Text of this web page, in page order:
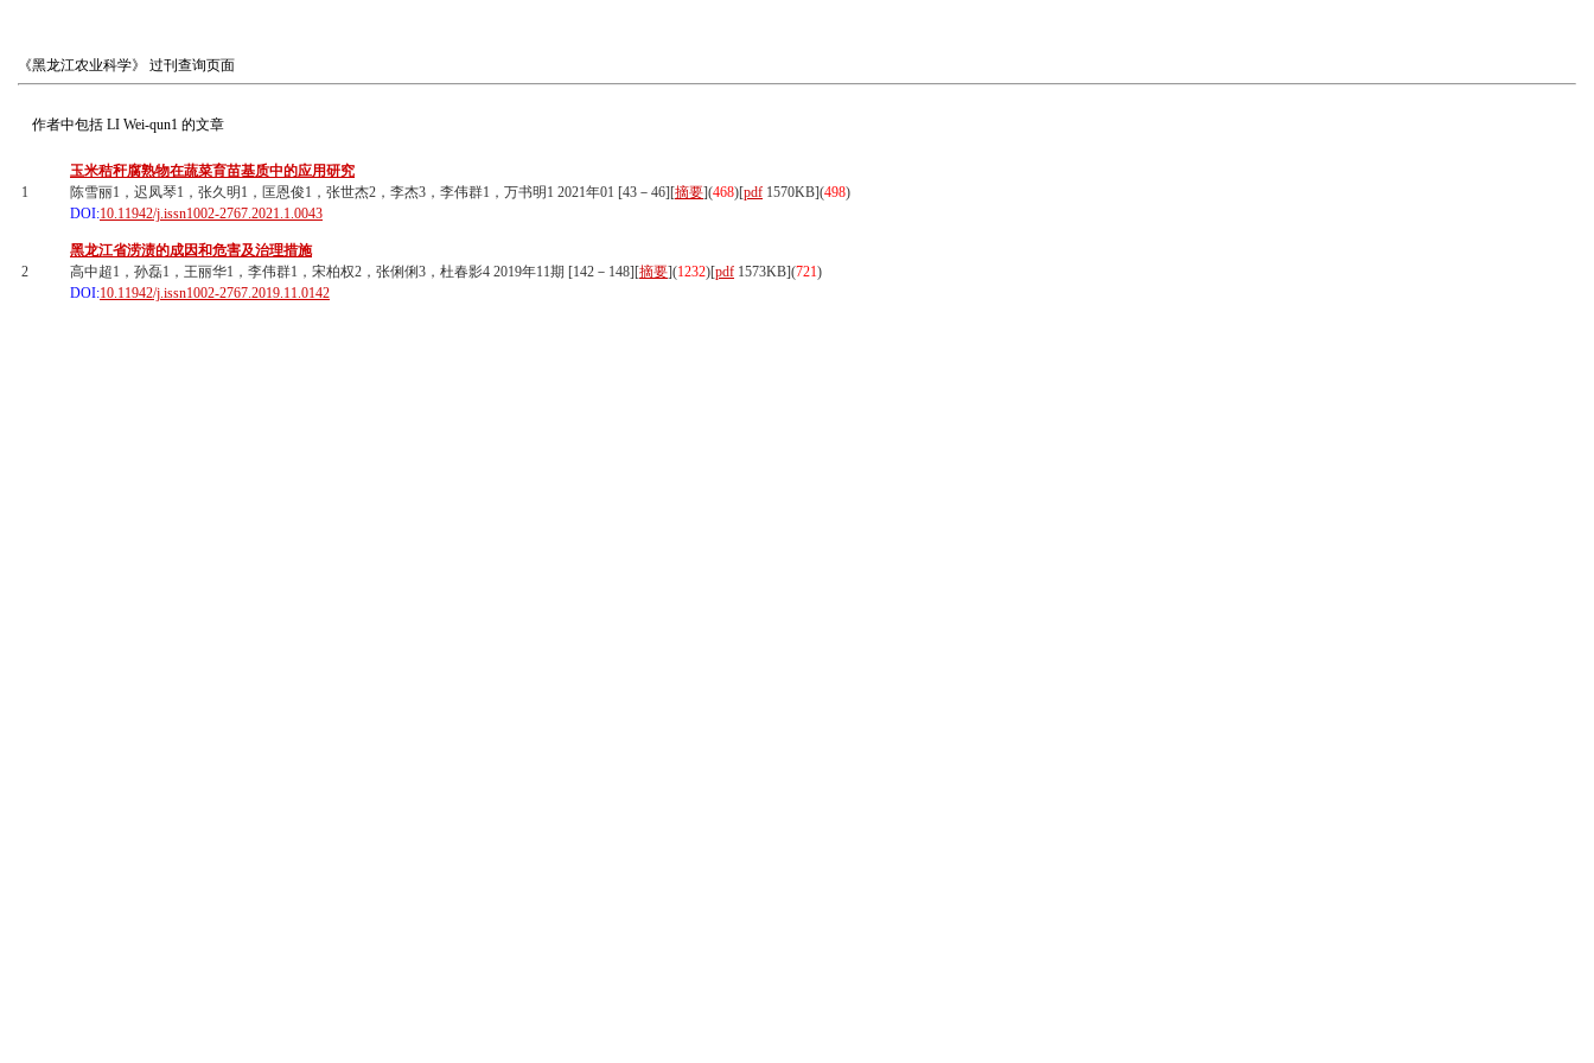
《黑龙江农业科学》 过刊查询页面
作者中包括 LI Wei-qun1 的文章
1
玉米秸秆腐熟物在蔬菜育苗基质中的应用研究
陈雪丽1，迟凤琴1，张久明1，匡恩俊1，张世杰2，李杰3，李伟群1，万书明1 2021年01 [43－46][摘要](468)[pdf 1570KB](498)
DOI:10.11942/j.issn1002-2767.2021.1.0043
2
黑龙江省涝渍的成因和危害及治理措施
高中超1，孙磊1，王丽华1，李伟群1，宋柏权2，张俐俐3，杜春影4 2019年11期 [142－148][摘要](1232)[pdf 1573KB](721)
DOI:10.11942/j.issn1002-2767.2019.11.0142